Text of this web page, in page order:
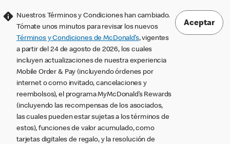
Nuestros Términos y Condiciones han cambiado.
Tómate unos minutos para revisar los nuevos
Términos y Condiciones de McDonald’s, vigentes
a partir del 24 de agosto de 2026, los cuales
incluyen actualizaciones de nuestra experiencia
Mobile Order & Pay (incluyendo órdenes por
internet o como invitado, cancelaciones y
reembolsos), el programa MyMcDonald’s Rewards
(incluyendo las recompensas de los asociados,
las cuales pueden estar sujetas a los términos de
estos), funciones de valor acumulado, como
tarjetas digitales de regalo, y la resolución de
Aceptar